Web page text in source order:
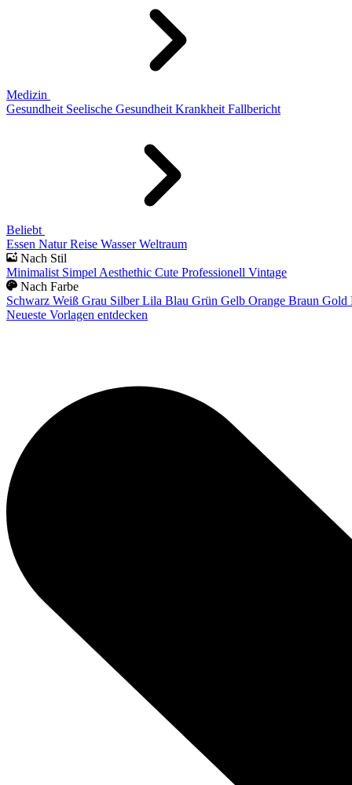
Medizin
Gesundheit Seelische Gesundheit Krankheit Fallbericht
Beliebt
Essen Natur Reise Wasser Weltraum
Nach Stil
Minimalist Simpel Aesthethic Cute Professionell Vintage
Nach Farbe
Schwarz Weiß Grau Silber Lila Blau Grün Gelb Orange Braun Gold
Neueste Vorlagen entdecken